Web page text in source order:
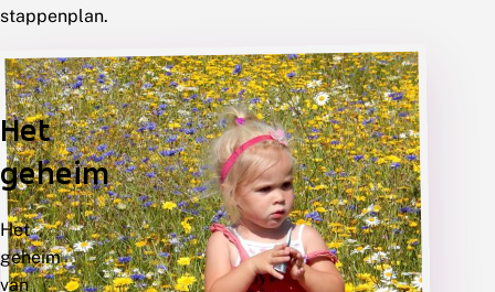
stappenplan.
Verwijder
daar
waar
je
bloemen
wil
hebben
het
Het
geheim
Het
geheim
van